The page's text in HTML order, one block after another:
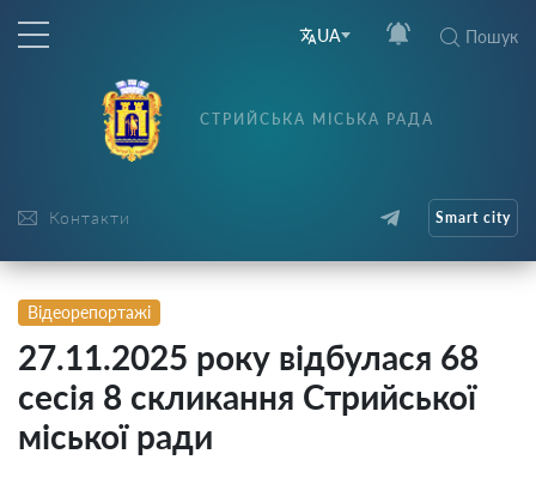
UA Пошук
Контакти
СТРИЙСЬКА МІСЬКА РАДА
Smart city
Відеорепортажі
27.11.2025 року відбулася 68
сесія 8 скликання Стрийської
міської ради